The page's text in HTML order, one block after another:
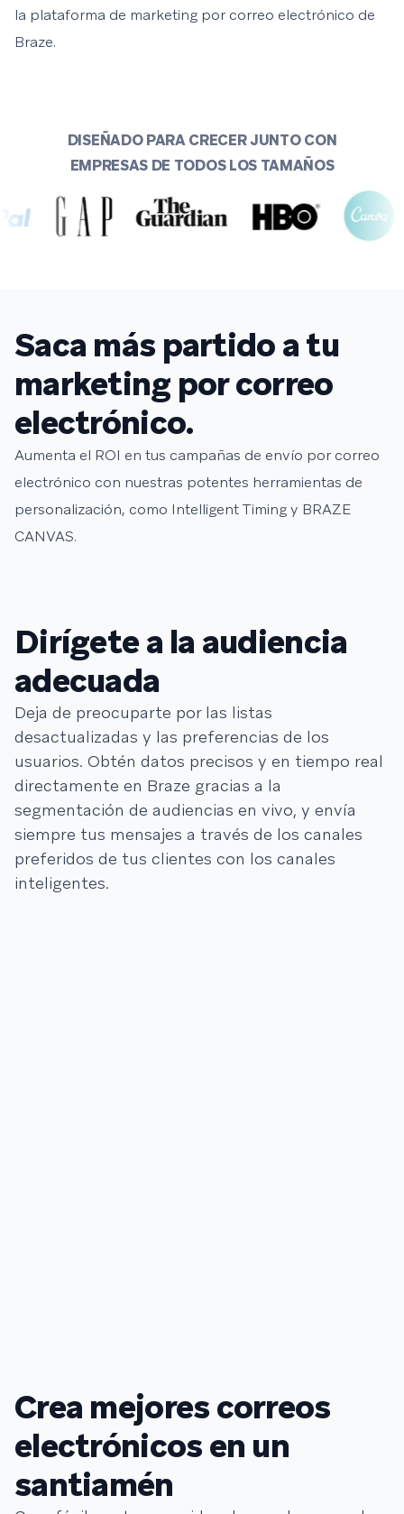
la plataforma de marketing por correo electrónico de
Braze.
DISEÑADO PARA CRECER JUNTO CON
EMPRESAS DE TODOS LOS TAMAÑOS
Saca más partido a tu
marketing por correo
electrónico.
Aumenta el ROI en tus campañas de envío por correo
electrónico con nuestras potentes herramientas de
personalización, como Intelligent Timing y BRAZE
CANVAS.
Dirígete a la audiencia
adecuada
Deja de preocuparte por las listas
desactualizadas y las preferencias de los
usuarios. Obtén datos precisos y en tiempo real
directamente en Braze gracias a la
segmentación de audiencias en vivo, y envía
siempre tus mensajes a través de los canales
preferidos de tus clientes con los canales
inteligentes.
Crea mejores correos
electrónicos en un
santiamén